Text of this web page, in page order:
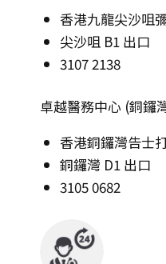
香港九龍尖沙咀
尖沙咀 B1 出口
3107 2138
卓越醫務中心 (銅鑼
香港銅鑼灣告士
銅鑼灣 D1 出口
3105 0682